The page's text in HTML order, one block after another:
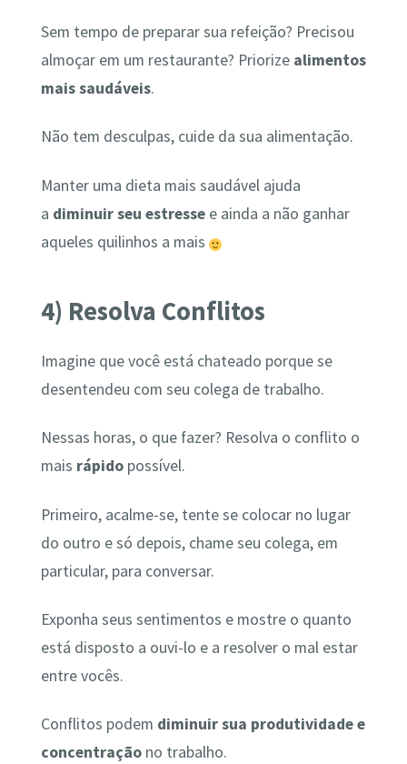
Sem tempo de preparar sua refeição? Precisou
almoçar em um restaurante? Priorize alimentos
mais saudáveis.
Não tem desculpas, cuide da sua alimentação.
Manter uma dieta mais saudável ajuda
a diminuir seu estressee ainda a não ganhar
aqueles quilinhos a mais
4) Resolva Conflitos
Imagine que você está chateado porque se
desentendeu com seu colega de trabalho.
Nessas horas, o que fazer? Resolva o conflito o
mais rápidopossível.
Primeiro, acalme-se, tente se colocar no lugar
do outro e só depois, chame seu colega, em
particular, para conversar.
Exponha seus sentimentos e mostre o quanto
está disposto a ouvi-lo e a resolver o mal estar
entre vocês.
Conflitos podem diminuir sua produtividade e
concentraçãono trabalho.